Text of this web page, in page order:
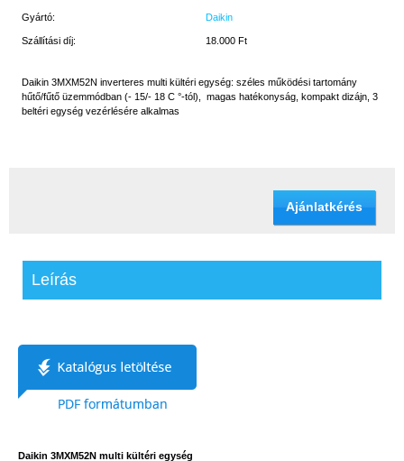
Gyártó: Daikin
Szállítási díj: 18.000 Ft
Daikin 3MXM52N inverteres multi kültéri egység: széles működési tartomány
hűtő/fűtő üzemmódban (- 15/- 18 C °-tól), magas hatékonyság, kompakt dizájn, 3
beltéri egység vezérlésére alkalmas
Ajánlatkérés
Leírás
Daikin 3MXM52N multi kültéri egység